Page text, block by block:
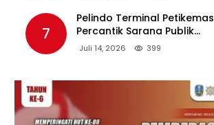
Tembakau
7
Pelindo Terminal Petikemas
Percantik Sarana Publik
Warga Ring 1 Terminal Teluk
Juli 14, 2026 399